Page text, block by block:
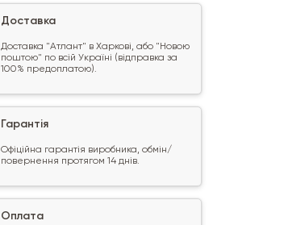
Доставка
Доставка "Атлант" в Харкові, або "Новою
поштою" по всій Україні (відправка за
100% предоплатою).
Гарантія
Офіційна гарантія виробника, обмін/
повернення протягом 14 днів.
Оплата